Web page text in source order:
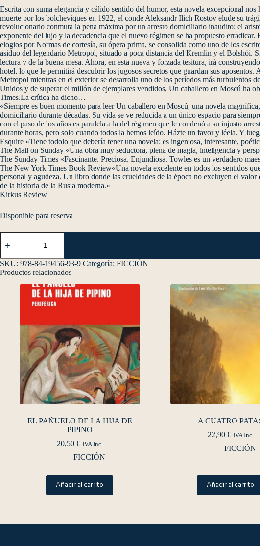
Escrita con suma elegancia y cálido sentido del humor, esta novela excepcional
muerte por los bolcheviques en 1922, el conde Aleksandr Ilich Rostov elude su
revolucionario conmuta la pena máxima por un arresto domiciliario inaudito: el
exponente del lujo y la decadencia que el nuevo régimen se ha propuesto
elogios por Normas de cortesía, su ópera prima, se consolida como uno de los
asiduo del legendario Metropol, situado a poca distancia del Kremlin y el Bolshói.
lectura y de la buena mesa. Ahora, en esta nueva y forzada tesitura, irá
hotel, lo que le permitirá descubrir los jugosos secretos que guardan sus
Metropol mientras en el exterior se desarrolla uno de los períodos más turbulentos
Unidos y de superar el millón de ejemplares vendidos, Un caballero en Moscú ha
Times.La crítica ha dicho…
«Siempre es buen momento para leer Un caballero en Moscú, una novela
domiciliario durante décadas. Su vida se ve reducida a un único espacio para
con el paso de los años es paralela a la del régimen que le condenó a su injusto
durante horas, pero solo cuando todos la hemos leído. Házte un favor y léela. Y
Esquire «Tiene todolo que debería tener una novela: es ingeniosa, interesante,
The Mail on Sunday «Una obra muy seductora, plena de magia, inteligencia y
The Sunday Times «Fascinante. Preciosa. Enjundiosa. Towles es un verdadero
The New York Times Book Review«Una novela excelente en todos los sentidos
personal y agudeza. Un libro donde las crueldades de la época no excluyen el
de la historia de la Rusia moderna.»
Kirkus Review
Disponible para reserva
SKU: 978-84-19456-93-9 Categoría: FICCIÓN
Productos relacionados
EL PAÑUELO DE LA HIJA DE
PIPINO
20,50 € IVA Inc.
FICCIÓN
Añadir al carrito
A CUATRO
22,90 € IVA Inc.
FICCIÓN
Añadir al carrito